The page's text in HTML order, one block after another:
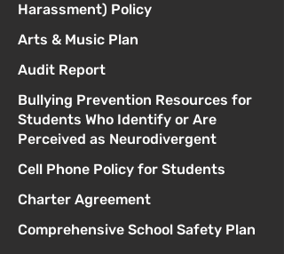
Harassment) Policy
Arts & Music Plan
Audit Report
Bullying Prevention Resources for
Students Who Identify or Are
Perceived as Neurodivergent
Cell Phone Policy for Students
Charter Agreement
Comprehensive School Safety Plan